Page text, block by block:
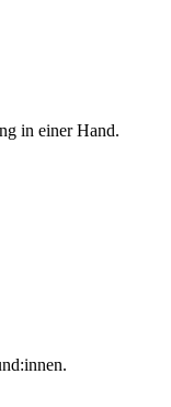
in einer Hand.